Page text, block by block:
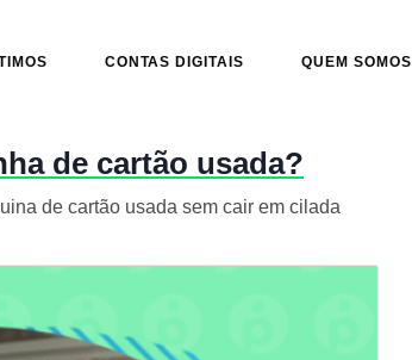
CONTAS DIGITAIS QUEM SOMOS
de cartão usada?
de cartão usada sem cair em cilada